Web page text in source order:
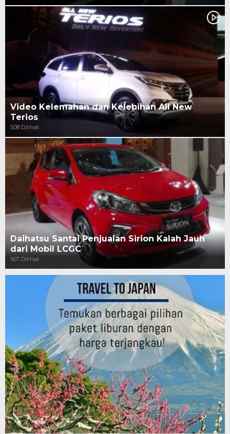
Video Kelemahan dan Kelebihan All New
Terios
508 Dilihat
Daihatsu Santai Penjualan Sirion Kalah Jauh
dari Mobil LCGC
507 Dilihat